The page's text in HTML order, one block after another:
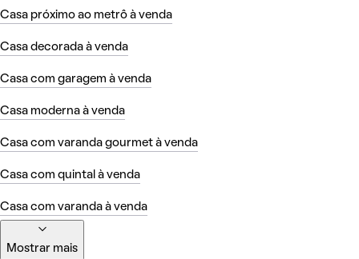
Casa próximo ao metrô à venda
Casa decorada à venda
Casa com garagem à venda
Casa moderna à venda
Casa com varanda gourmet à venda
Casa com quintal à venda
Casa com varanda à venda
Mostrar mais